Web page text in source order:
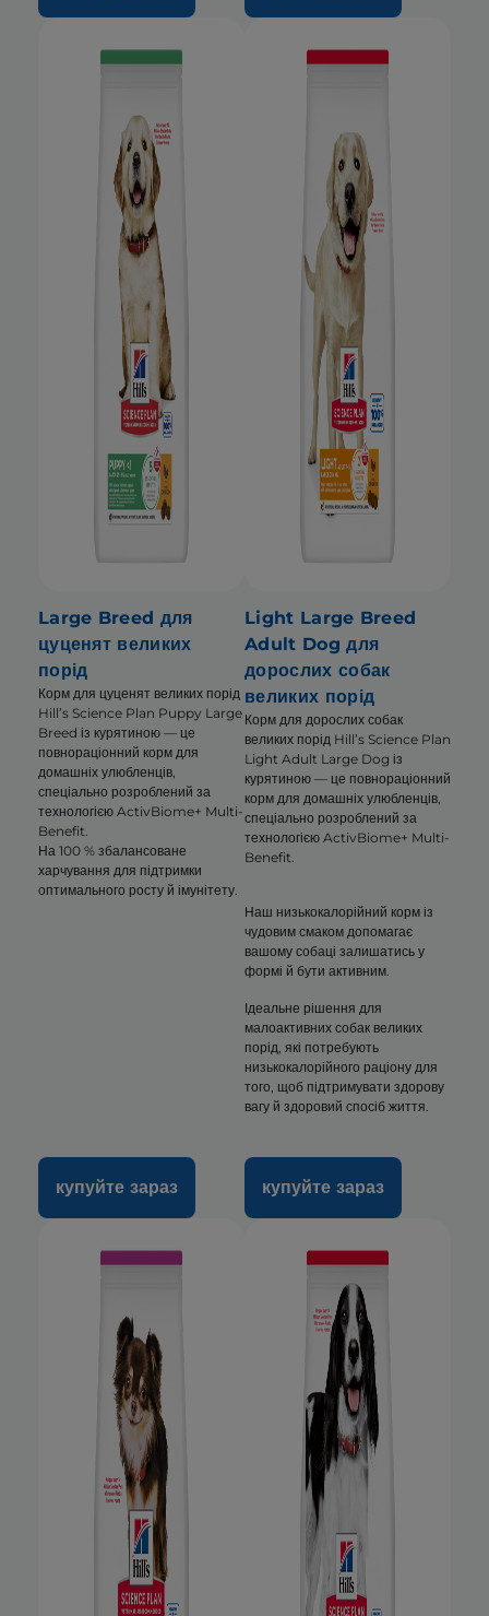
Large Breed для
цуценят великих
порід
Корм для цуценят великих порід
Hill’s Science Plan Puppy Large
Breed із курятиною — це
повнораціонний корм для
домашніх улюбленців,
спеціально розроблений за
технологією ActivBiome+ Multi-
Benefit.
На 100 % збалансоване
харчування для підтримки
оптимального росту й імунітету.
купуйте зараз
Light Large Breed
Adult Dog для
дорослих собак
великих порід
Корм для дорослих собак
великих порід Hill’s Science Plan
Light Adult Large Dog із
курятиною — це повнораціонний
корм для домашніх улюбленців,
спеціально розроблений за
технологією ActivBiome+ Multi-
Benefit.
Наш низькокалорійний корм із
чудовим смаком допомагає
вашому собаці залишатись у
формі й бути активним.
Ідеальне рішення для
малоактивних собак великих
порід, які потребують
низькокалорійного раціону для
того, щоб підтримувати здорову
вагу й здоровий спосіб життя.
купуйте зараз